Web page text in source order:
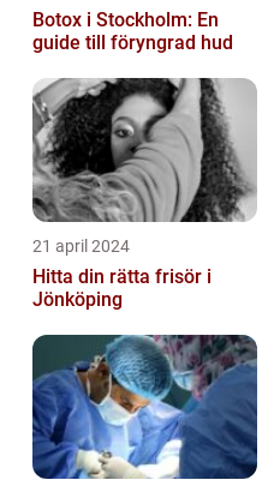
Botox i Stockholm: En
guide till föryngrad hud
21 april 2024
Hitta din rätta frisör i
Jönköping